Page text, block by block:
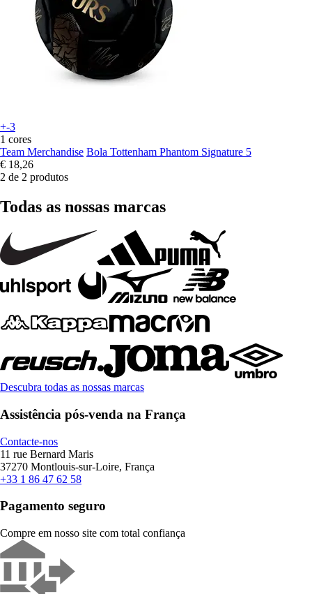
+-3
1 cores
Team Merchandise Bola Tottenham Phantom Signature 5
€ 18,26
2 de 2 produtos
Todas as nossas marcas
Descubra todas as nossas marcas
Assistência pós-venda na França
Contacte-nos
11 rue Bernard Maris
37270 Montlouis-sur-Loire, França
+33 1 86 47 62 58
Pagamento seguro
Compre em nosso site com total confiança